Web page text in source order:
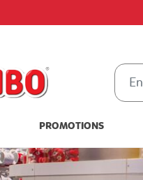
PROMOTIONS